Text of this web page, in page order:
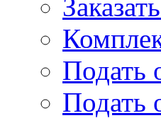
Подать
Подать